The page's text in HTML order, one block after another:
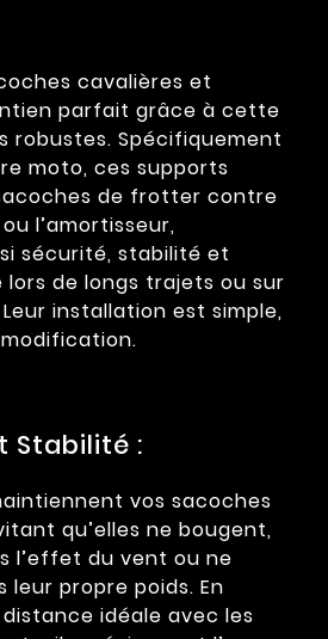
cavalières et
parfait grâce à cette
robustes. Spécifiquement
moto, ces supports
de frotter contre
l’amortisseur,
sécurité, stabilité et
lors de longs trajets ou sur
installation est simple,
Stabilité :
vos sacoches
qu’elles ne bougent,
l’effet du vent ou ne
leur propre poids. En
idéale avec les